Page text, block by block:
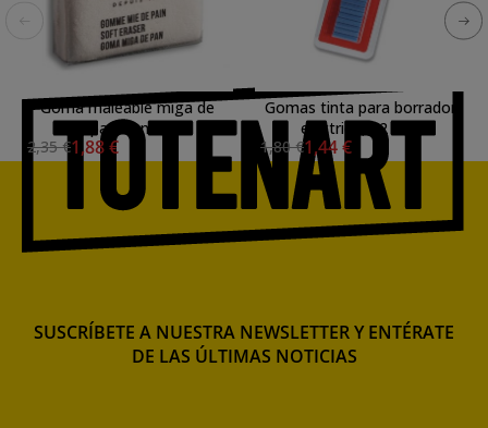
Goma maleable miga de
pan Conte
2,35 €1,88 €
Gomas tinta para borrador
electrico, 12 uds.
1,80 €1,44 €
SUSCRÍBETE A NUESTRA NEWSLETTER Y ENTÉRATE
DE LAS ÚLTIMAS NOTICIAS